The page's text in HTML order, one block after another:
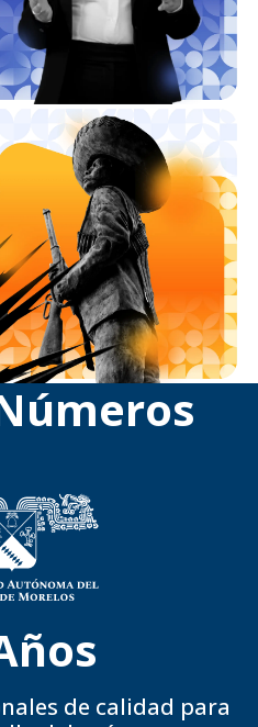
de calidad para